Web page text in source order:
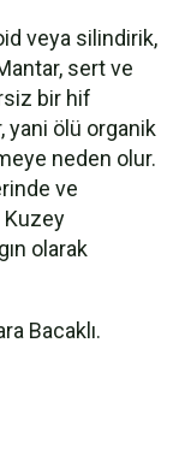
veya silindirik,
sert ve
bir hif
yani ölü organik
neden olur.
ve
Kuzey
olarak
Bacaklı.